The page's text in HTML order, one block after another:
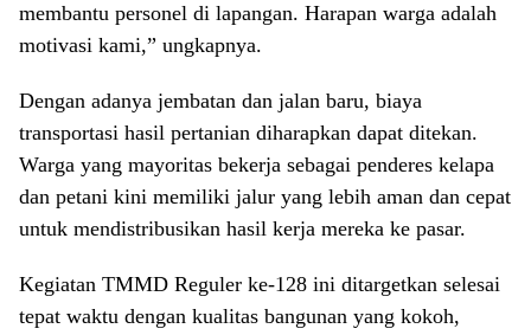
membantu personel di lapangan. Harapan warga adalah
motivasi kami,” ungkapnya.
​Dengan adanya jembatan dan jalan baru, biaya
transportasi hasil pertanian diharapkan dapat ditekan.
Warga yang mayoritas bekerja sebagai penderes kelapa
dan petani kini memiliki jalur yang lebih aman dan cepat
untuk mendistribusikan hasil kerja mereka ke pasar.
​Kegiatan TMMD Reguler ke-128 ini ditargetkan selesai
tepat waktu dengan kualitas bangunan yang kokoh,